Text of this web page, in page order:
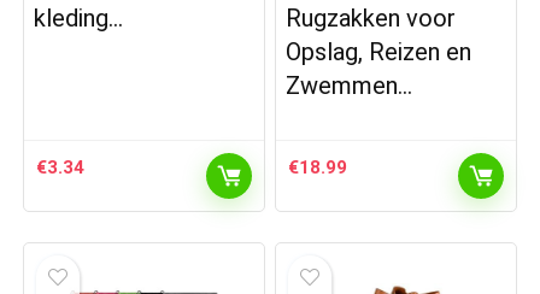
kleding…
€3.34
Rugzakken voor
Opslag, Reizen en
Zwemmen…
€18.99